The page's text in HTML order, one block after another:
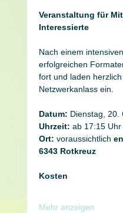
Veranstaltung für
Interessierte
Nach einem
erfolgreichen
fort und laden
Netzwerkanlass ein.
Datum: Dienstag, 20.
Uhrzeit: ab 17:15
Ort: voraussichtlich
6343 Rotkreuz
Kosten
Mehr anzeigen